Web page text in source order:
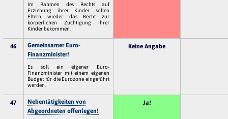
Im Rahmen des Rechts auf
Erziehung ihrer Kinder sollen
Eltern wieder das Recht zur
körperlichen Züchtigung ihrer
Kinder bekommen.
46
Gemeinsamer Euro-
Finanzminister!
Es soll ein eigener Euro-
Finanzminister mit einem eigenen
Budget für die Eurozone eingeführt
werden.
Keine Angabe
47
Nebentätigkeiten von
Abgeordneten offenlegen!
Ja!